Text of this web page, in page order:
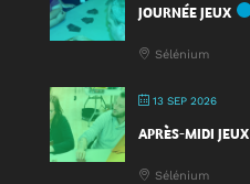
JOURNÉE JEUX
Sélénium
13 SEP 2026
APRÈS-MIDI JEUX
Sélénium